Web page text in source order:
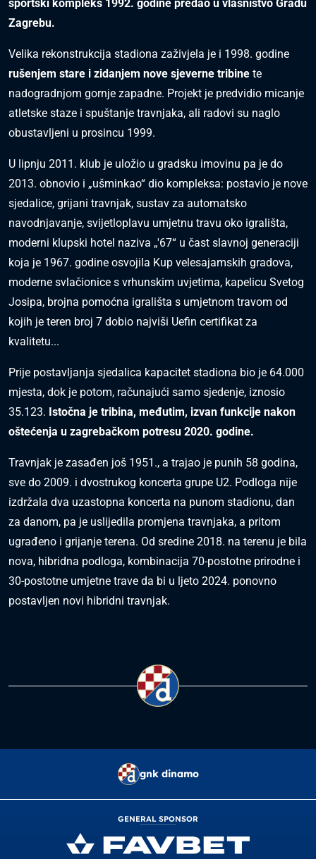
sportski kompleks 1992. godine predao u vlasništvo Gradu
Zagrebu.
Velika rekonstrukcija stadiona zaživjela je i 1998. godine
rušenjem stare i zidanjem nove sjeverne tribine te
nadogradnjom gornje zapadne. Projekt je predvidio micanje
atletske staze i spuštanje travnjaka, ali radovi su naglo
obustavljeni u prosincu 1999.
U lipnju 2011. klub je uložio u gradsku imovinu pa je do
2013. obnovio i „ušminkao“ dio kompleksa: postavio je nove
sjedalice, grijani travnjak, sustav za automatsko
navodnjavanje, svijetloplavu umjetnu travu oko igrališta,
moderni klupski hotel naziva „'67“ u čast slavnoj generaciji
koja je 1967. godine osvojila Kup velesajamskih gradova,
moderne svlačionice s vrhunskim uvjetima, kapelicu Svetog
Josipa, brojna pomoćna igrališta s umjetnom travom od
kojih je teren broj 7 dobio najviši Uefin certifikat za
kvalitetu...
Prije postavljanja sjedalica kapacitet stadiona bio je 64.000
mjesta, dok je potom, računajući samo sjedenje, iznosio
35.123. Istočna je tribina, međutim, izvan funkcije nakon
oštećenja u zagrebačkom potresu 2020. godine.
Travnjak je zasađen još 1951., a trajao je punih 58 godina,
sve do 2009. i dvostrukog koncerta grupe U2. Podloga nije
izdržala dva uzastopna koncerta na punom stadionu, dan
za danom, pa je uslijedila promjena travnjaka, a pritom
ugrađeno i grijanje terena. Od sredine 2018. na terenu je bila
nova, hibridna podloga, kombinacija 70-postotne prirodne i
30-postotne umjetne trave da bi u ljeto 2024. ponovno
postavljen novi hibridni travnjak.
gnk dinamo
GENERAL SPONSOR